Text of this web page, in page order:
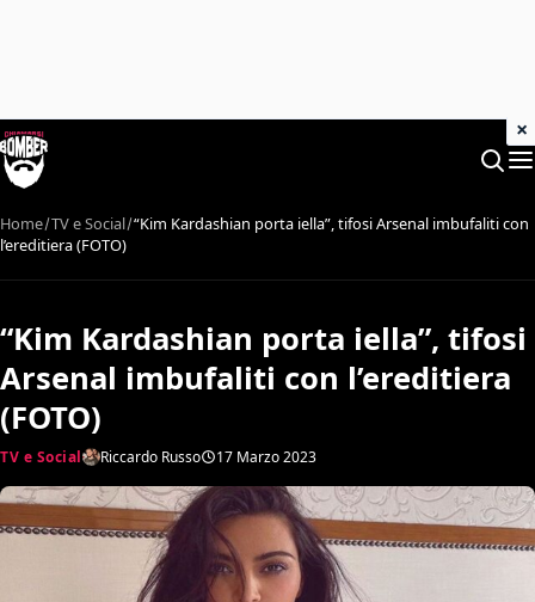
Home TV e Social “Kim Kardashian porta iella”, tifosi Arsenal imbufaliti con
l’ereditiera (FOTO)
“Kim Kardashian porta iella”, tifosi
Arsenal imbufaliti con l’ereditiera
(FOTO)
TV e Social Riccardo Russo 17 Marzo 2023
×